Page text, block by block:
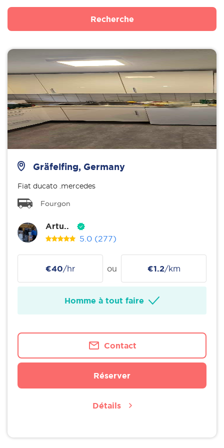
Recherche
Gräfelfing, Germany
Fiat ducato .mercedes
Fourgon
Artu..
5.0 (277)
€40/hr ou €1.2/km
Homme à tout faire
Contact
Réserver
Détails